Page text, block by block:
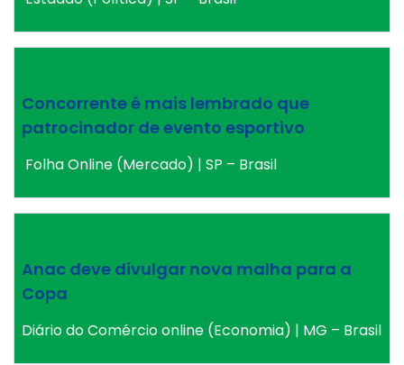
Concorrente é mais lembrado que
patrocinador de evento esportivo
Folha Online (Mercado) | SP – Brasil
Anac deve divulgar nova malha para a
Copa
Diário do Comércio online (Economia) | MG – Brasil